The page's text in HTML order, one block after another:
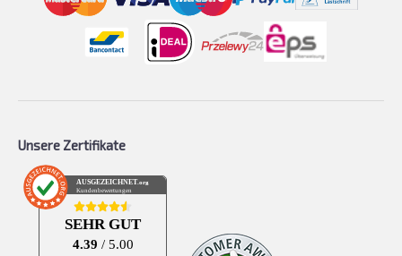
Unsere Zertifikate
AUSGEZEICHNET.org
Kundenbewertungen
SEHR GUT
4.39 / 5.00